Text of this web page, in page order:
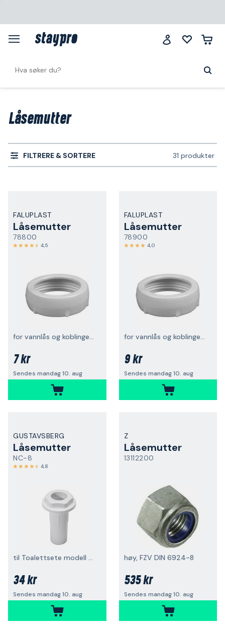
Låsemutter
FILTRERE & SORTERE 31 produkter
FALUPLAST
Låsemutter
78800
4,5
for vannlås og koblinger, G32
7 kr
Sendes mandag 10. aug
FALUPLAST
Låsemutter
78900
4,0
for vannlås og koblinger, G40
9 kr
Sendes mandag 10. aug
GUSTAVSBERG
Låsemutter
NC-8
4,8
til Toalettsete modell NC
34 kr
Sendes mandag 10. aug
Z
Låsemutter
13112200
høy, FZV DIN 6924-8
535 kr
Sendes mandag 10. aug